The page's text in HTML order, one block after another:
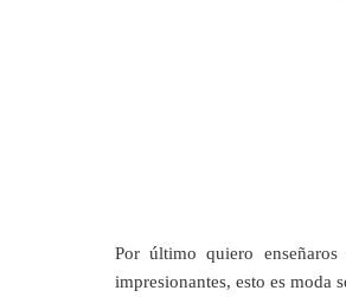
Por último quiero
impresionantes, esto es moda